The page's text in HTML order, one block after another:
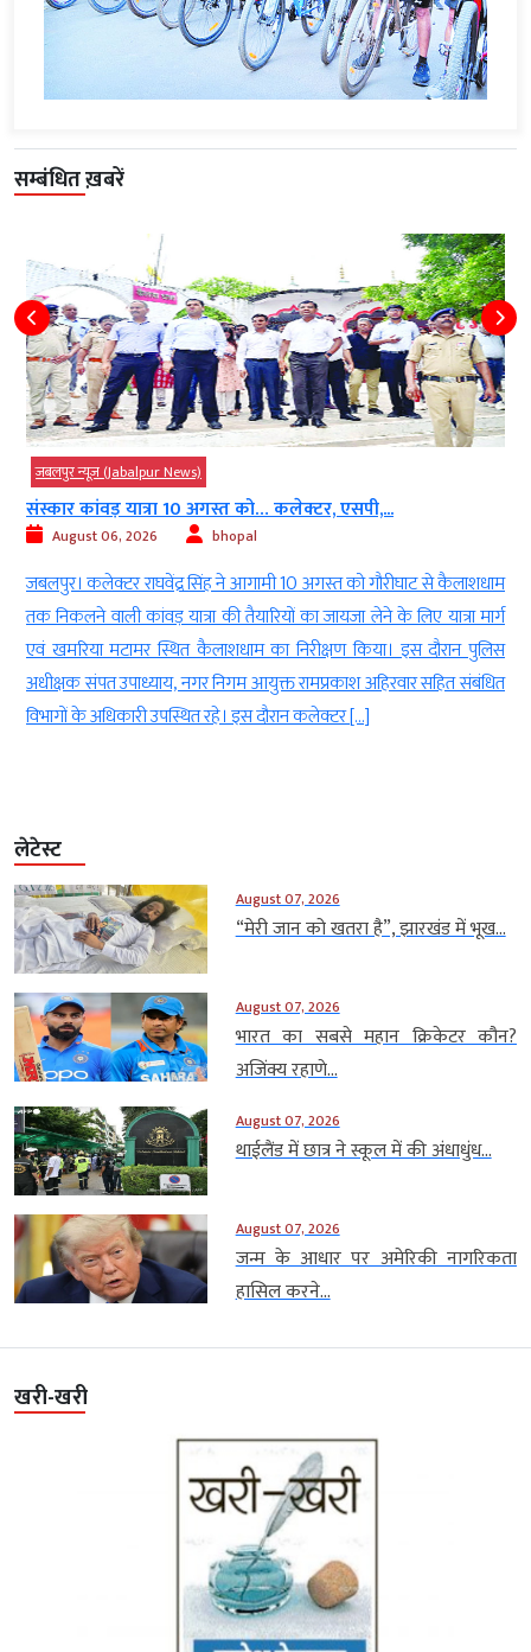
सम्बंधित ख़बरें
जबलपुर न्यूज़ (Jabalpur News)
संस्कार कांवड़ यात्रा 10 अगस्त को… कलेक्टर, एसपी,...
August 06, 2026 bhopal
जबलपुर। कलेक्टर राघवेंद्र सिंह ने आगामी 10 अगस्त को गौरीघाट से कैलाशधाम
तक निकलने वाली कांवड़ यात्रा की तैयारियों का जायजा लेने के लिए यात्रा मार्ग
एवं खमरिया मटामर स्थित कैलाशधाम का निरीक्षण किया। इस दौरान पुलिस
अधीक्षक संपत उपाध्याय, नगर निगम आयुक्त रामप्रकाश अहिरवार सहित संबंधित
विभागों के अधिकारी उपस्थित रहे। इस दौरान कलेक्टर […]
लेटेस्ट
August 07, 2026
“मेरी जान को खतरा है”, झारखंड में भूख...
August 07, 2026
भारत का सबसे महान क्रिकेटर कौन?
अजिंक्य रहाणे...
August 07, 2026
थाईलैंड में छात्र ने स्कूल में की अंधाधुंध...
August 07, 2026
जन्म के आधार पर अमेरिकी नागरिकता
हासिल करने...
खरी-खरी